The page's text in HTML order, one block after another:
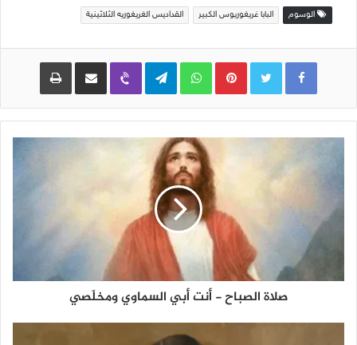
الوسوم البابا غريغوريوس الكبير القداديس الغريغوريه الثلاثينية
Pinterest
WhatsApp
Telegram
Viber مشاركة عبر البريد طباعة
صلاة الصباح - أنت أبي السماوي ومخلّصي